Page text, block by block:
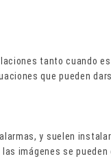
tanto cuando
que pueden
y suelen
imágenes se